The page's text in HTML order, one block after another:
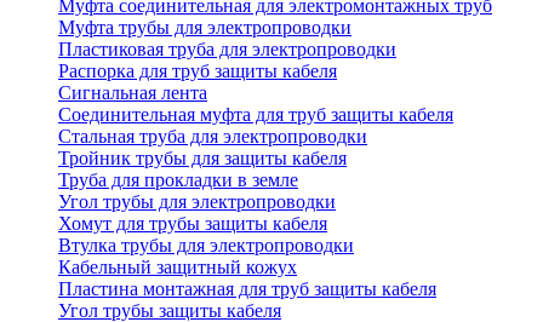
Муфта соединительная для электромонтажных труб
Муфта трубы для электропроводки
Пластиковая труба для электропроводки
Распорка для труб защиты кабеля
Сигнальная лента
Соединительная муфта для труб защиты кабеля
Стальная труба для электропроводки
Тройник трубы для защиты кабеля
Труба для прокладки в земле
Угол трубы для электропроводки
Хомут для трубы защиты кабеля
Втулка трубы для электропроводки
Кабельный защитный кожух
Пластина монтажная для труб защиты кабеля
Угол трубы защиты кабеля